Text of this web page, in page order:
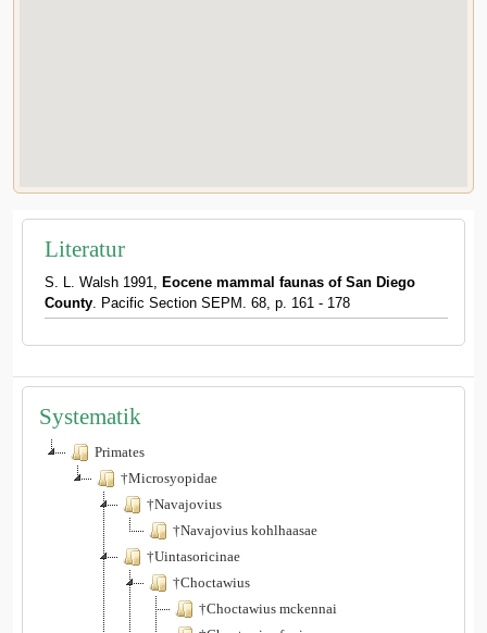
Literatur
S. L. Walsh 1991, Eocene mammal faunas of San Diego
County. Pacific Section SEPM. 68, p. 161 - 178
Systematik
Primates
†Microsyopidae
†Navajovius
†Navajovius kohlhaasae
†Uintasoricinae
†Choctawius
†Choctawius mckennai